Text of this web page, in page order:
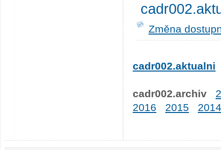
Změna
cadr002.aktualni
cadr002.archiv
2016
2015 2014